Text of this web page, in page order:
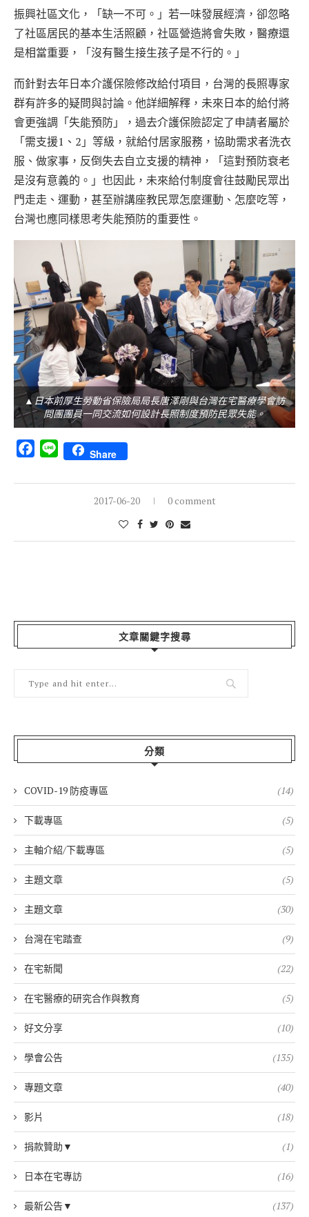
振興社區文化，「缺一不可。」若一味發展經濟，卻忽略
了社區居民的基本生活照顧，社區營造將會失敗，醫療還
是相當重要，「沒有醫生接生孩子是不行的。」
而針對去年日本介護保險修改給付項目，台灣的長照專家
群有許多的疑問與討論。他詳細解釋，未來日本的給付將
會更強調「失能預防」，過去介護保險認定了申請者屬於
「需支援1、2」等級，就給付居家服務，協助需求者洗衣
服、做家事，反倒失去自立支援的精神，「這對預防衰老
是沒有意義的。」也因此，未來給付制度會往鼓勵民眾出
門走走、運動，甚至辦講座教民眾怎麼運動、怎麼吃等，
台灣也應同樣思考失能預防的重要性。
▲日本前厚生勞動省保險局局長唐澤剛與台灣在宅醫療學會訪
問團團員一同交流如何設計長照制度預防民眾失能。
Facebook
Line Share
2017-06-20 0 comment
文章關鍵字搜尋
分類
COVID-19 防疫專區 (14)
下載專區 (5)
主軸介紹/下載專區 (5)
主題文章 (5)
主題文章 (30)
台灣在宅踏查 (9)
在宅新聞 (22)
在宅醫療的研究合作與教育 (5)
好文分享 (10)
學會公告 (135)
專題文章 (40)
影片 (18)
捐款贊助▼ (1)
日本在宅專訪 (16)
最新公告▼ (137)